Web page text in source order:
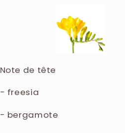
surprenante. Le flacon, avec
passionnée, est une œuvre
CITRONELLOL, LIMONENE,
BENZYL BENZOATE, CI
Note de tête
- freesia
- bergamote